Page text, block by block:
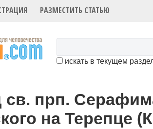
РАЗМЕСТИТЬ СТАТЬЮ
искать в текущем
св. прп.
на Терепце